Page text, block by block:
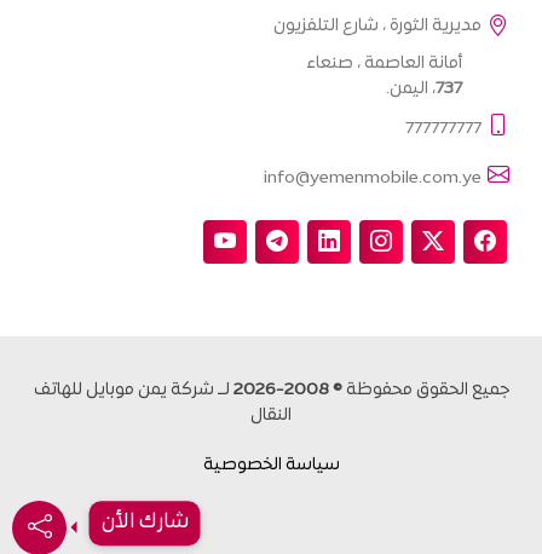
مديرية الثورة ، شارع التلفزيون
أمانة العاصمة ، صنعاء
737، اليمن.
777777777
info@yemenmobile.com.ye
جميع الحقوق محفوظة © 2008-2026
لــ شركة يمن موبايل للهاتف
النقال
سياسة الخصوصية
شارك الأن